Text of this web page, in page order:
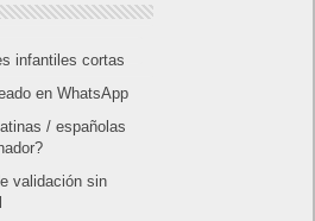
infantiles cortas
en WhatsApp
/ españolas
validación sin